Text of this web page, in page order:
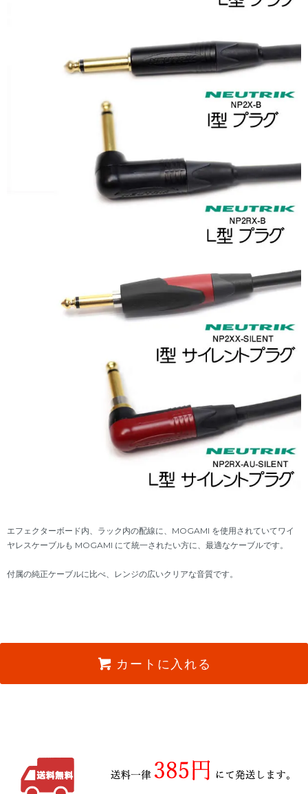
エフェクターボード内、ラック内の配線に、MOGAMI を使用されていてワイ
ヤレスケーブルも MOGAMI にて統一されたい方に、最適なケーブルです。
付属の純正ケーブルに比べ、レンジの広いクリアな音質です。
カートに入れる